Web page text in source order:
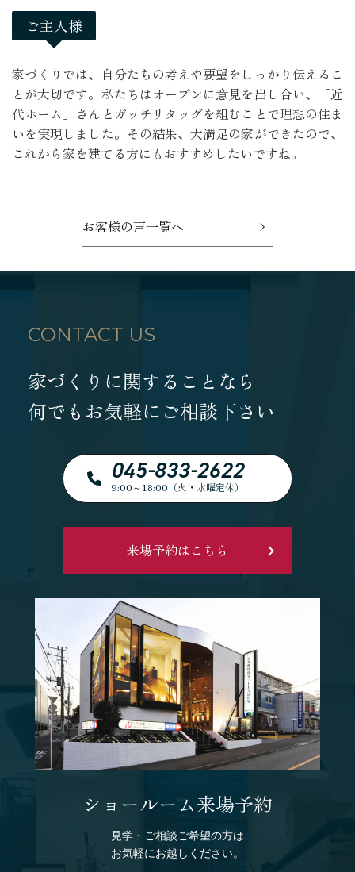
ご主人様
家づくりでは、自分たちの考えや要望をしっかり伝えるこ
とが大切です。私たちはオープンに意見を出し合い、「近
代ホーム」さんとガッチリタッグを組むことで理想の住ま
いを実現しました。その結果、大満足の家ができたので、
これから家を建てる方にもおすすめしたいですね。
お客様の声一覧へ
CONTACT US
家づくりに関することなら
何でもお気軽にご相談下さい
045-833-2622
9:00～18:00（火・水曜定休）
来場予約はこちら
ショールーム来場予約
見学・ご相談ご希望の方は
お気軽にお越しください。